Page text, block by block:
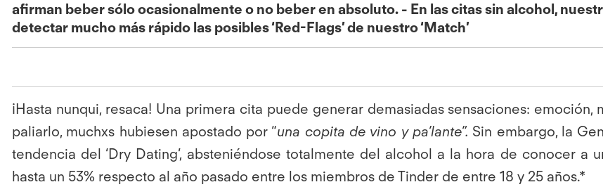
afirman beber sólo ocasionalmente o no beber en absoluto. - En las citas sin alcohol,
detectar mucho más rápido las posibles ‘Red-Flags’ de nuestro ‘Match’
¡Hasta nunqui, resaca! Una primera cita puede generar demasiadas sensaciones:
paliarlo, muchxs hubiesen apostado por “una copita de vino y pa’lante”. Sin embargo, la
tendencia del ‘Dry Dating’, absteniéndose totalmente del alcohol a la hora de conocer a
hasta un 53% respecto al año pasado entre los miembros de Tinder de entre 18 y 25 años.*